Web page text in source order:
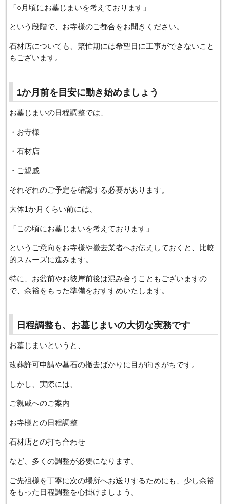
「○月頃にお墓じまいを考えております」
という段階で、お寺様のご都合をお聞きください。
石材店についても、繁忙期には希望日に工事ができないこと
もございます。
1か月前を目安に動き始めましょう
お墓じまいの日程調整では、
・お寺様
・石材店
・ご親戚
それぞれのご予定を確認する必要があります。
大体1か月くらい前には、
「この頃にお墓じまいを考えております」
というご意向をお寺様や撤去業者へお伝えしておくと、比較
的スムーズに進みます。
特に、お盆前やお彼岸前後は混み合うこともございますの
で、余裕をもった準備をおすすめいたします。
日程調整も、お墓じまいの大切な実務です
お墓じまいというと、
改葬許可申請や墓石の撤去ばかりに目が向きがちです。
しかし、実際には、
ご親戚へのご案内
お寺様との日程調整
石材店との打ち合わせ
など、多くの調整が必要になります。
ご先祖様を丁寧に次の場所へお送りするためにも、少し余裕
をもった日程調整を心掛けましょう。